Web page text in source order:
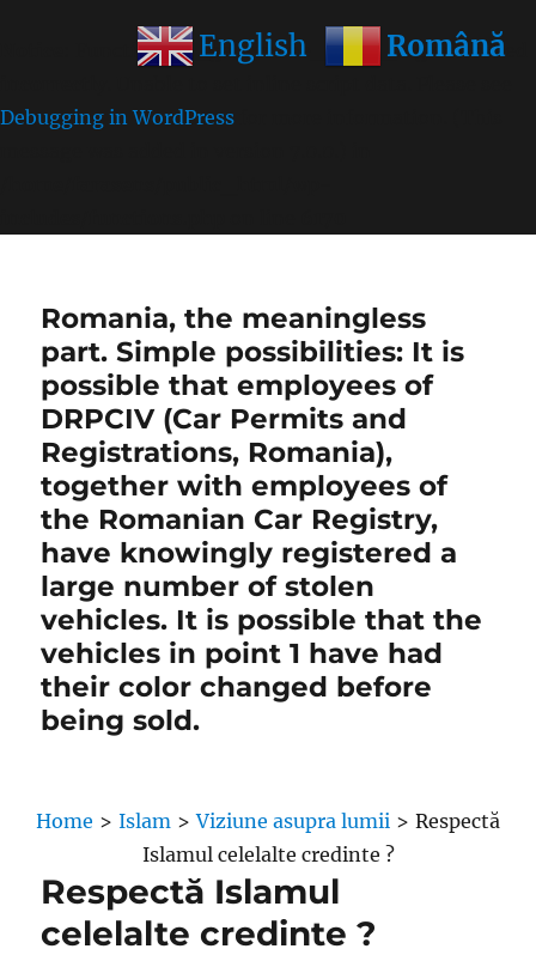
: Function wp_get_inline_script_tag was called
Debugging in WordPress
Romania, the meaningless
part. Simple possibilities: It is
possible that employees of
DRPCIV (Car Permits and
Registrations, Romania),
together with employees of
the Romanian Car Registry,
have knowingly registered a
large number of stolen
vehicles. It is possible that the
vehicles in point 1 have had
their color changed before
being sold.
Home > Islam > Viziune asupra lumii > Respectă
Islamul celelalte credinte ?
Respectă Islamul
celelalte credinte ?
English Română